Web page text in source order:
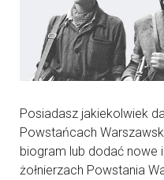
Posiadasz jakiekolwiek
Powstańcach
biogram lub dodać nowe
żołnierzach Powstania